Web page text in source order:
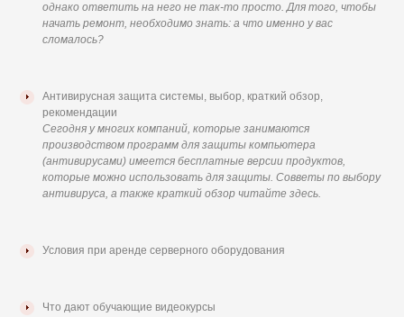
однако ответить на него не так-то просто. Для того, чтобы
начать ремонт, необходимо знать: а что именно у вас
сломалось?
Антивирусная защита системы, выбор, краткий обзор,
рекомендации
Сегодня у многих компаний, которые занимаются
производством программ для защиты компьютера
(антивирусами) имеется бесплатные версии продуктов,
которые можно использовать для защиты. Совветы по выбору
антивируса, а также краткий обзор читайте здесь.
Условия при аренде серверного оборудования
Что дают обучающие видеокурсы